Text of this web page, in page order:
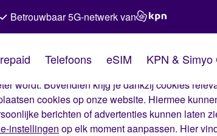
van Simyo
op onze website. Met deze cookies
wordt. Bovendien krijg je dankzij cookies
cookies op onze website. Hiermee
berichten of advertenties kunnen laten
instellingen op elk moment aanpassen. Hier
Betrouwbaar 5G-netwerk van
Telefoons eSIM KPN & Simyo